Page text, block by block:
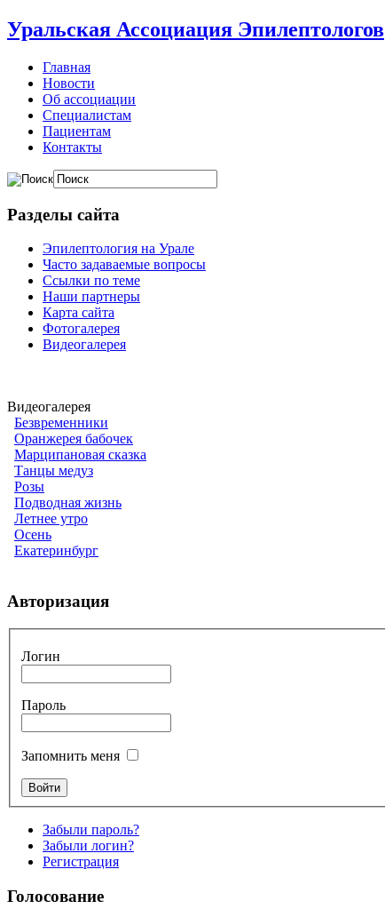
Уральская Ассоциация Эпилептологов
Главная
Новости
Об ассоциации
Специалистам
Пациентам
Контакты
Разделы сайта
Эпилептология на Урале
Часто задаваемые вопросы
Ссылки по теме
Наши партнеры
Карта сайта
Фотогалерея
Видеогалерея
Видеогалерея
Безвременники
Оранжерея бабочек
Марципановая сказка
Танцы медуз
Розы
Подводная жизнь
Летнее утро
Осень
Екатеринбург
Авторизация
Логин
Пароль
Запомнить меня
Забыли пароль?
Забыли логин?
Регистрация
Голосование